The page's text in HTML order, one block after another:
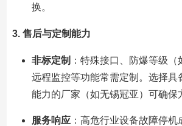
换。
3. 售后与定制能力
非标定制 ：特殊接口、防爆等级（
远程监控等功能常需定制。选择具
能力的厂家（如无锡冠亚）可确保
服务响应：高危行业设备故障停机